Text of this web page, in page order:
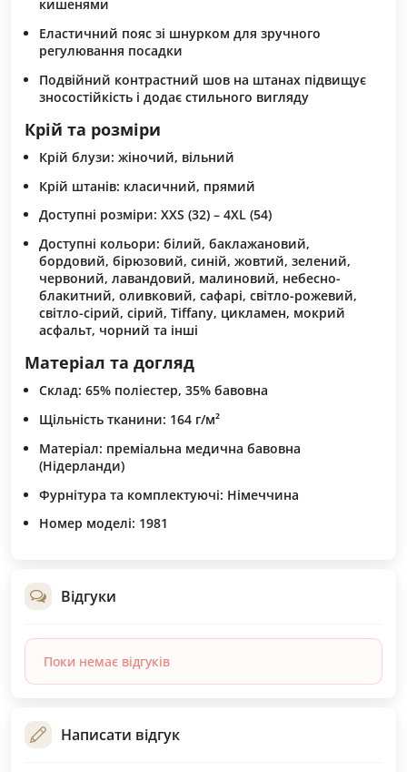
кишенями
Еластичний пояс зі шнурком для зручного
регулювання посадки
Подвійний контрастний шов на штанах підвищує
зносостійкість і додає стильного вигляду
Крій та розміри
Крій блузи: жіночий, вільний
Крій штанів: класичний, прямий
Доступні розміри: XXS (32) – 4XL (54)
Доступні кольори: білий, баклажановий,
бордовий, бірюзовий, синій, жовтий, зелений,
червоний, лавандовий, малиновий, небесно-
блакитний, оливковий, сафарі, світло-рожевий,
світло-сірий, сірий, Tiffany, цикламен, мокрий
асфальт, чорний та інші
Матеріал та догляд
Склад: 65% поліестер, 35% бавовна
Щільність тканини: 164 г/м²
Матеріал: преміальна медична бавовна
(Нідерланди)
Фурнітура та комплектуючі: Німеччина
Номер моделі: 1981
Відгуки
Поки немає відгуків
Написати відгук